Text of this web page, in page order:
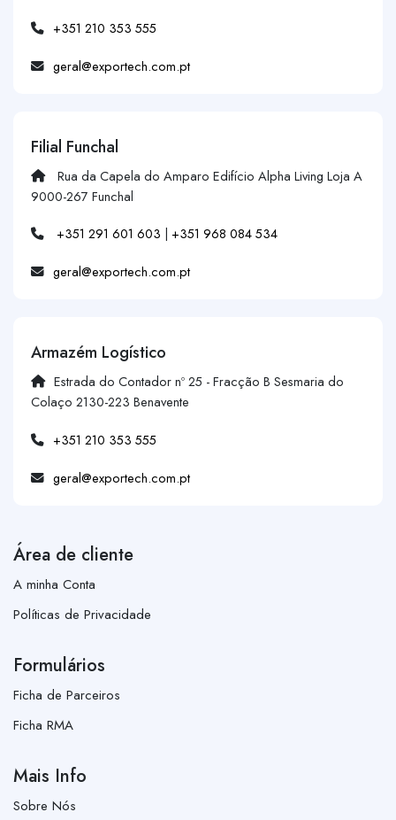
+351 210 353 555
geral@exportech.com.pt
Filial Funchal
Rua da Capela do Amparo Edifício Alpha Living Loja A
9000-267 Funchal
+351 291 601 603 | +351 968 084 534
geral@exportech.com.pt
Armazém Logístico
Estrada do Contador nº 25 - Fracção B Sesmaria do
Colaço 2130-223 Benavente
+351 210 353 555
geral@exportech.com.pt
Área de cliente
A minha Conta
Políticas de Privacidade
Formulários
Ficha de Parceiros
Ficha RMA
Mais Info
Sobre Nós